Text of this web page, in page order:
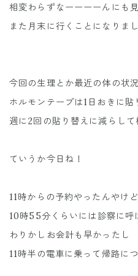
相変わらずなーーーーんにも
また月末に行くことになりまし
今回の生理とか最近の体の状況
ホルモンテープは1日おきに貼
週に2回の貼り替えに減らして
ていうか今日ね！
11時からの予約やったんやけど
10時55分くらいには診察に呼
わりかしお会計も早かったし
11時半の電車に乗って帰路に